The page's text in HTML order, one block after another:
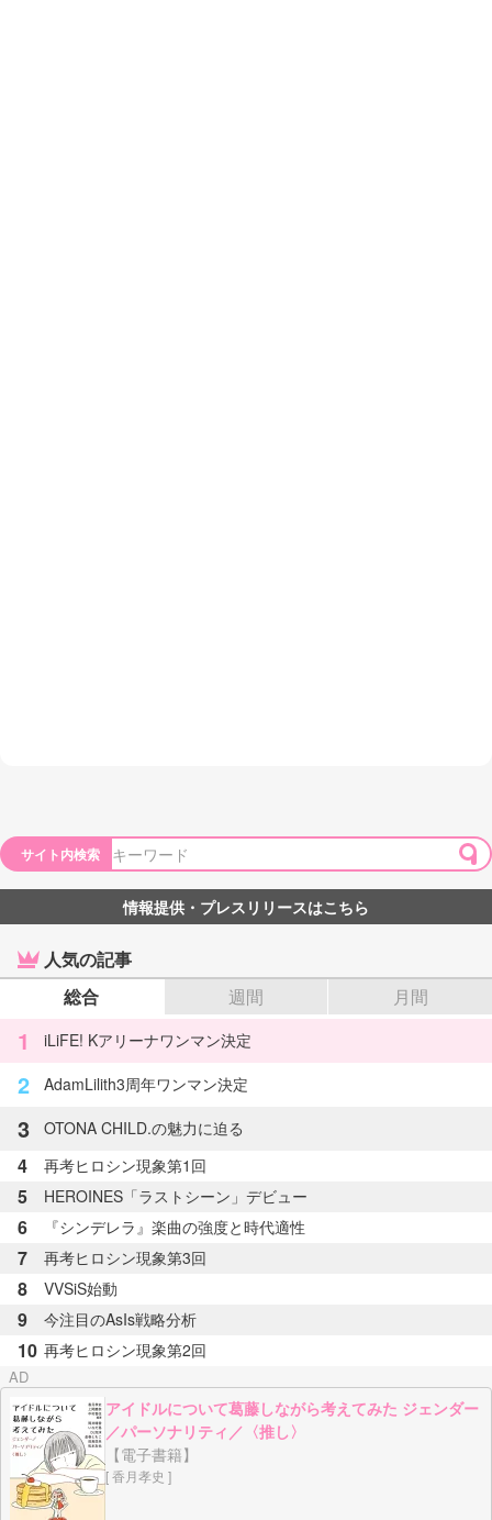
サイト内検索
情報提供・プレスリリースはこちら
人気の記事
総合
週間 月間
1 iLiFE! Kアリーナワンマン決定
2 AdamLilith3周年ワンマン決定
3 OTONA CHILD.の魅力に迫る
4 再考ヒロシン現象第1回
5 HEROINES「ラストシーン」デビュー
6 『シンデレラ』楽曲の強度と時代適性
7 再考ヒロシン現象第3回
8 VVSiS始動
9 今注目のAsIs戦略分析
10 再考ヒロシン現象第2回
アイドルについて葛藤しながら考えてみた ジェンダー
／パーソナリティ／〈推し〉
【電子書籍】
[ 香月孝史 ]